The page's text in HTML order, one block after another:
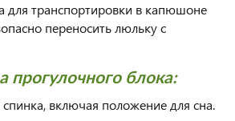
для транспортировки в капюшоне
переносить люльку с
прогулочного блока:
спинка, включая положение для сна.